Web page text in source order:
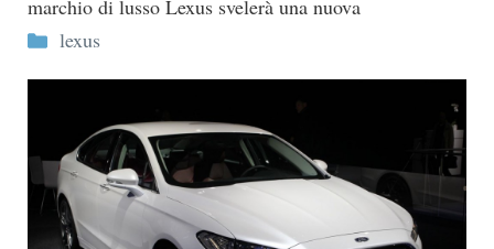
marchio di lusso Lexus svelerà una nuova
Categorie
lexus